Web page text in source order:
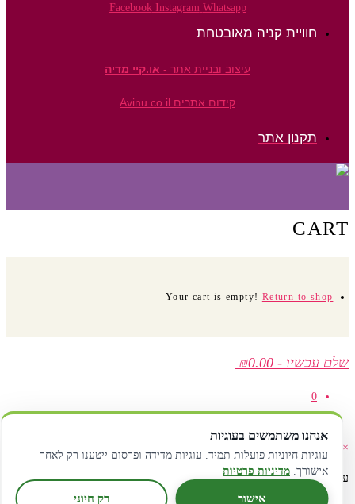
Facebook Instagram Whatsapp
חוויית קניה מאובטחת
עיצוב ובניית אתר -או.קיי מדיה
קידום אתרים Avinu.co.il
תקנון אתר
CART
Your cart is empty!Return to shop
שלם עכשיו -
₪0.00
0
1
×
עגלת קניות
אנחנו משתמשים בעוגיות
עוגיות חיוניות פועלות תמיד. עוגיות מדידה ופרסום ייטענו רק לאחר
אישורך. מדיניות פרטיות
אישור רק חיוני